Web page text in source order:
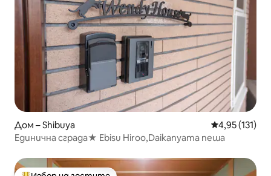
Дом – Shibuya Средна
4,95 (131)
Единична сграда★ Ebisu Hiroo,Daikanyama пеша